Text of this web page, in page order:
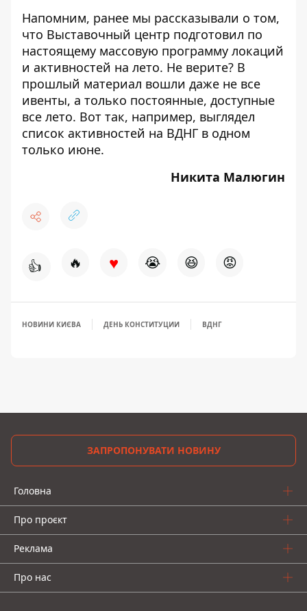
Напомним, ранее мы рассказывали о том,
что Выставочный центр подготовил по
настоящему массовую программу локаций
и активностей на лето. Не верите? В
прошлый материал вошли даже не все
ивенты, а только постоянные, доступные
все лето. Вот так, например, выглядел
список активностей на ВДНГ в одном
только июне.
Никита Малюгин
👍 🔥 ♥ 😭 😆 😡
НОВИНИ КИЄВА ДЕНЬ КОНСТИТУЦИИ ВДНГ
ЗАПРОПОНУВАТИ НОВИНУ
Головна
Про проєкт
Реклама
Про нас